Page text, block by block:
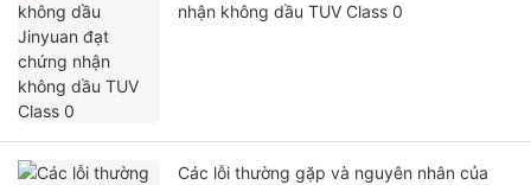
nhận không dầu TUV Class 0
Các lỗi thường gặp và nguyên nhân của